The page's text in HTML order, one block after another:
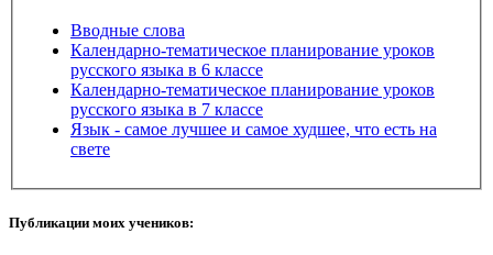
Вводные слова
Календарно-тематическое планирование уроков
русского языка в 6 классе
Календарно-тематическое планирование уроков
русского языка в 7 классе
Язык - самое лучшее и самое худшее, что есть на
свете
Публикации моих учеников: